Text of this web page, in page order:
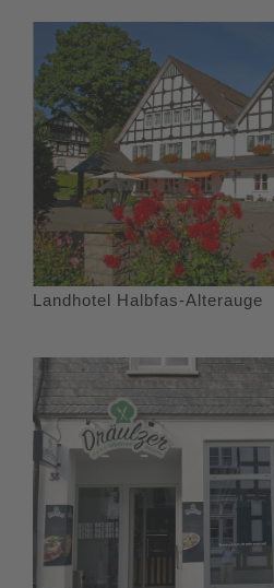
Landhotel Halbfas-Alterauge